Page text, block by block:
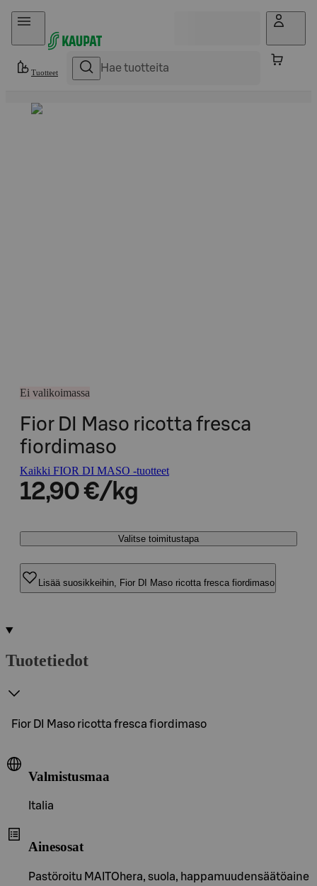
Hyppää sisältöön
Tuotteet
Ei valikoimassa
Fior DI Maso ricotta fresca
fiordimaso
Kaikki FIOR DI MASO -tuotteet
12,90 €/kg
Valitse toimitustapa
Lisää suosikkeihin, Fior DI Maso ricotta fresca fiordimaso
Tuotetiedot
Fior DI Maso ricotta fresca fiordimaso
Valmistusmaa
Italia
Ainesosat
Pastöroitu MAITOhera, suola, happamuudensäätöaine